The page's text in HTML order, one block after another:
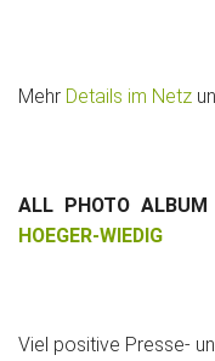
Mehr Details im Netz
ALL PHOTO ALBUM
HOEGER-WIEDIG
Viel positive Presse-